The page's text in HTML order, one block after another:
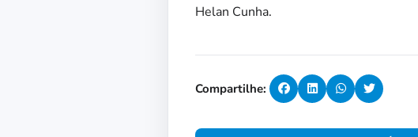
Helan Cunha.
Compartilhe: